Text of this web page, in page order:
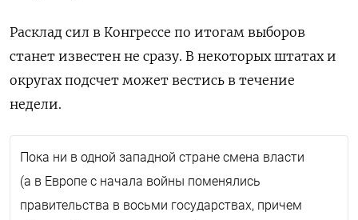
Расклад сил в Конгрессе по итогам выборов
станет известен не сразу. В некоторых штатах и
округах подсчет может вестись в течение
недели.
Пока ни в одной западной стране смена власти
(а в Европе с начала войны поменялись
правительства в восьми государствах, причем